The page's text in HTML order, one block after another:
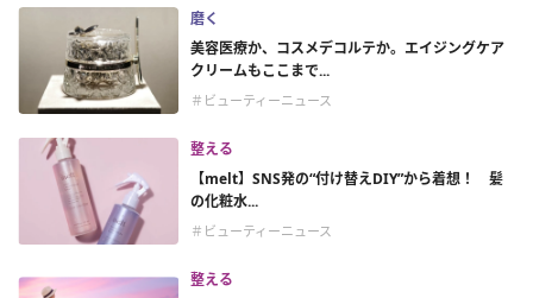
磨く
美容医療か、コスメデコルテか。エイジングケア
クリームもここまで...
＃ビューティーニュース
整える
【melt】SNS発の“付け替えDIY”から着想！ 髪
の化粧水...
＃ビューティーニュース
整える